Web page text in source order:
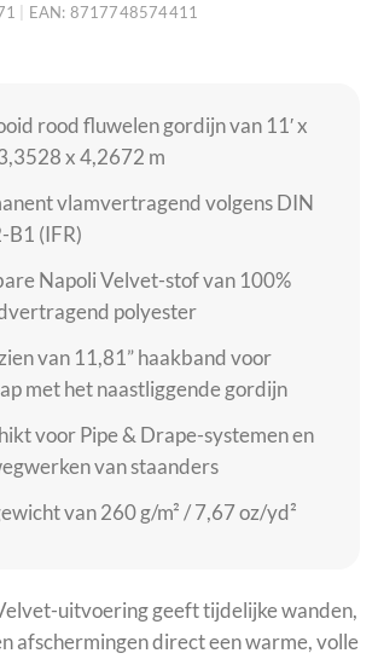
| EAN: 8717748574411
rood fluwelen gordijn van 11′ x
x 4,2672 m
vlamvertragend volgens DIN
B1 (IFR)
Napoli Velvet-stof van 100%
polyester
van 11,81” haakband voor
met het naastliggende gordijn
voor Pipe & Drape-systemen en
van staanders
van 260 g/m² / 7,67 oz/yd²
uitvoering geeft tijdelijke wanden,
afschermingen direct een warme, volle